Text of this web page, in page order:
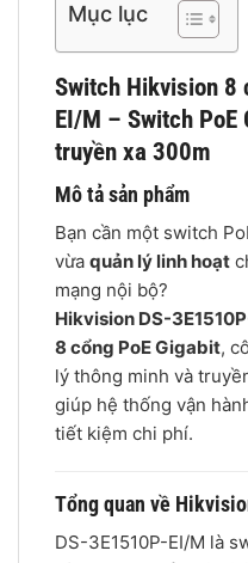
Mục lục
Switch Hikvision 8
EI/M – Switch PoE
truyền xa 300m
Mô tả sản phẩm
Bạn cần một switch
vừa quản lý linh hoạt
mạng nội bộ?
Hikvision DS-
8 cổng PoE Gigabit,
lý thông minh và
giúp hệ thống vận
tiết kiệm chi phí.
Tổng quan về
DS-3E1510P-EI/M là